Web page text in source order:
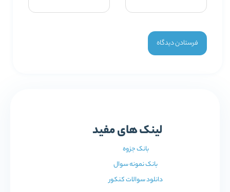
لینک های مفید
بانک جزوه
بانک نمونه سوال
دانلود سوالات کنکور